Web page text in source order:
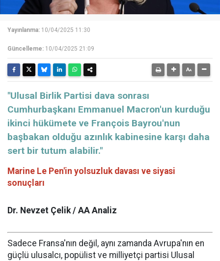
Yayınlanma: 10/04/2025 11:30
Güncelleme: 10/04/2025 21:09
"Ulusal Birlik Partisi dava sonrası
Cumhurbaşkanı Emmanuel Macron'un kurduğu
ikinci hükümete ve François Bayrou'nun
başbakan olduğu azınlık kabinesine karşı daha
sert bir tutum alabilir."
Marine Le Pen'in yolsuzluk davası ve siyasi
sonuçları
Dr. Nevzet Çelik / AA Analiz
Sadece Fransa'nın değil, aynı zamanda Avrupa'nın en
güçlü ulusalcı, popülist ve milliyetçi partisi Ulusal